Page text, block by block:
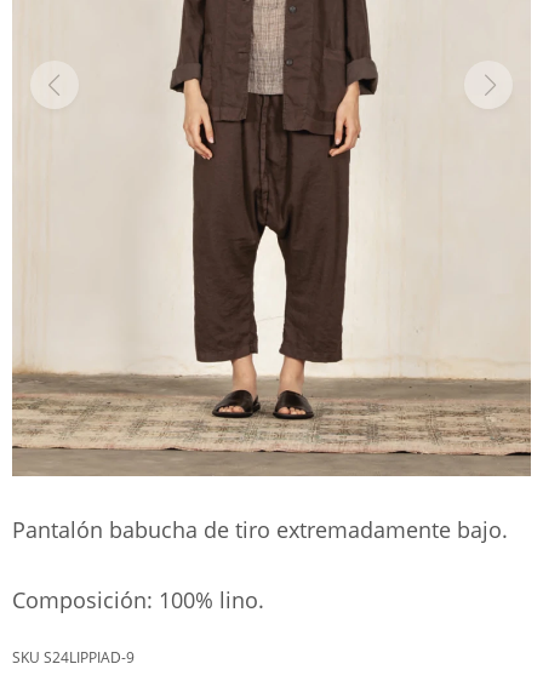
Pantalón babucha de tiro extremadamente bajo.
Composición: 100% lino.
S24LIPPIAD-9